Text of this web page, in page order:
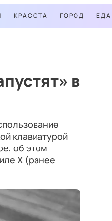
КРАСОТА ГОРОД ЕДА
в
клавиатурой
об этом
X (ранее